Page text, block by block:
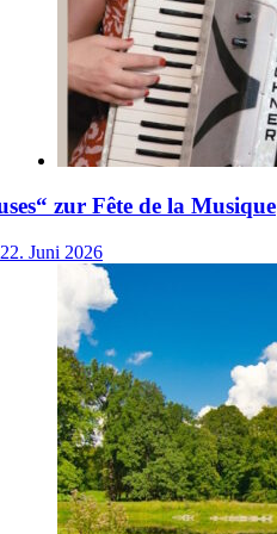
zur Fête de la Musique
22. Juni 2026